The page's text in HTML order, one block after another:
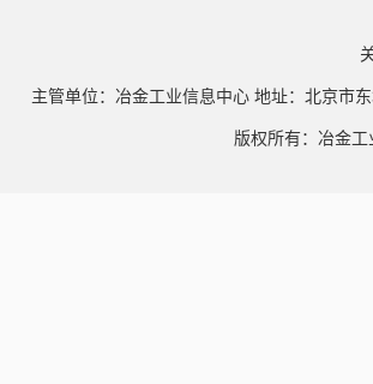
主管单位：冶金工业信息中心 地址：北京市
版权所有：冶金